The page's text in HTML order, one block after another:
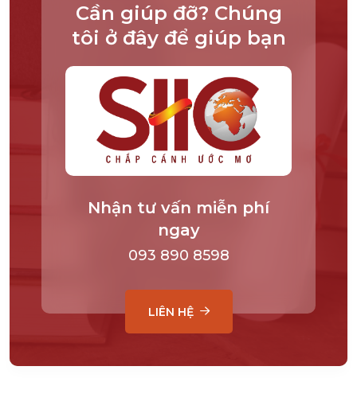
Cần giúp đỡ? Chúng
tôi ở đây để giúp bạn
Nhận tư vấn miễn phí
ngay
093 890 8598
LIÊN HỆ